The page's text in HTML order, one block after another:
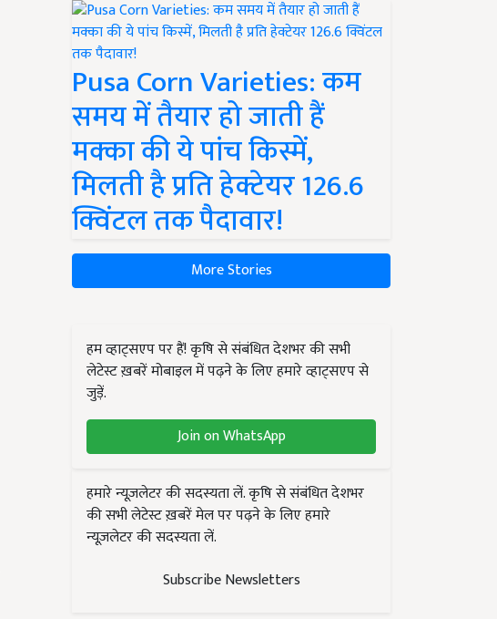
Pusa Corn Varieties: कम
समय में तैयार हो जाती हैं
मक्का की ये पांच किस्में,
मिलती है प्रति हेक्टेयर 126.6
क्विंटल तक पैदावार!
More Stories
हम व्हाट्सएप पर हैं! कृषि से संबंधित देशभर की सभी
लेटेस्ट ख़बरें मोबाइल में पढ़ने के लिए हमारे व्हाट्सएप से
जुड़ें.
Join on WhatsApp
हमारे न्यूज़लेटर की सदस्यता लें. कृषि से संबंधित देशभर
की सभी लेटेस्ट ख़बरें मेल पर पढ़ने के लिए हमारे
न्यूज़लेटर की सदस्यता लें.
Subscribe Newsletters